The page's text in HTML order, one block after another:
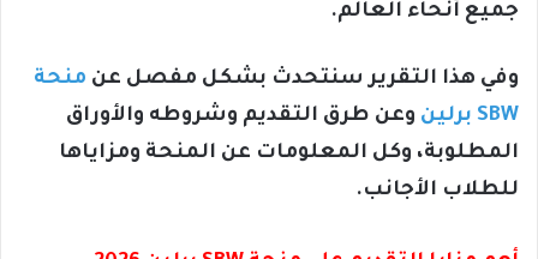
جميع أنحاء العالم.
وفي هذا التقرير سنتحدث بشكل مفصل عن منحة
SBW برلين
وعن طرق التقديم وشروطه والأوراق
المطلوبة، وكل المعلومات عن المنحة ومزاياها
للطلاب الأجانب.